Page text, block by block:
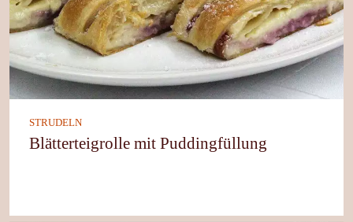
STRUDELN
Blätterteigrolle mit Puddingfüllung